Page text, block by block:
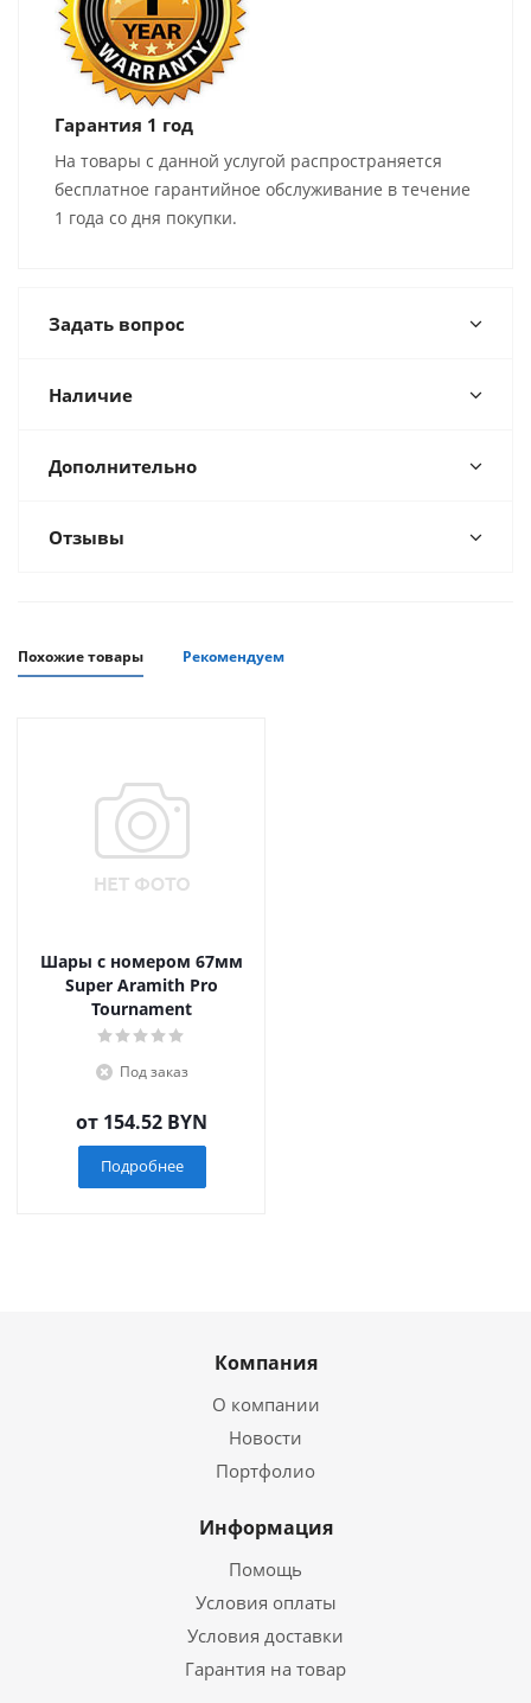
Гарантия 1 год
На товары с данной услугой распространяется
бесплатное гарантийное обслуживание в течение
1 года со дня покупки.
Задать вопрос
Наличие
Дополнительно
Отзывы
Похожие товары Рекомендуем
Шары с номером 67мм
Super Aramith Pro
Tournament
Под заказ
от 154.52 BYN
Подробнее
Компания
О компании
Новости
Портфолио
Информация
Помощь
Условия оплаты
Условия доставки
Гарантия на товар